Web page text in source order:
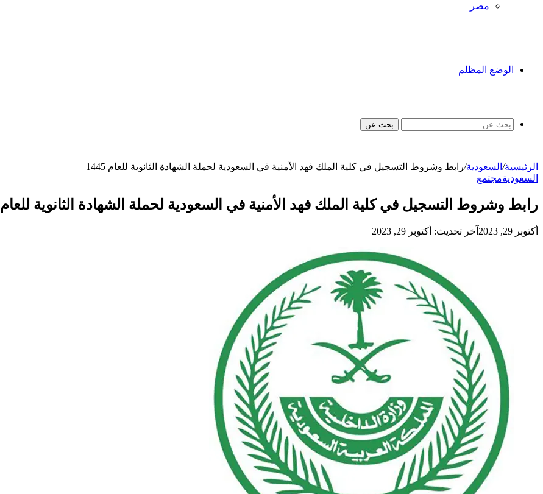
مصر
الوضع المظلم
بحث عن
الرئيسية/ السعودية/رابط وشروط التسجيل في كلية الملك فهد الأمنية في السعودية لحملة الشهادة الثانوية للعام 1445
السعوديةمجتمع
رابط وشروط التسجيل في كلية الملك فهد الأمنية في السعودية لحملة الشهادة الثانوية للعام 1445
أكتوبر 29, 2023 آخر تحديث: أكتوبر 29, 2023